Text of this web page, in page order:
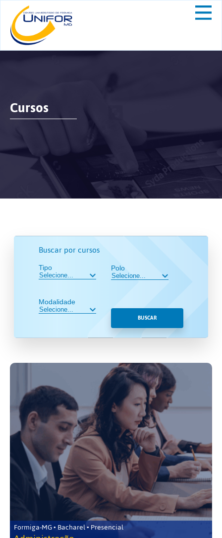
Cursos
Buscar por cursos
Tipo
Modalidade
Polo
BUSCAR
Formiga-MG • Bacharel • Presencial